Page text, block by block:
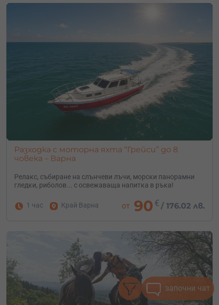
Разходка с моторна яхта “Грейси” до 8
човека – Варна
Релакс, събиране на слънчеви лъчи, морски панорамни
гледки, риболов... с освежаваща напитка в ръка!
1 час Край Варна от 90 € /176.02 лв.
започни чат